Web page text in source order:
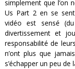
simplement que l’on
Us Part 2 en se
vidéo est sensé
divertissement et
responsabilité de
n’ont plus que
s’échapper un peu de